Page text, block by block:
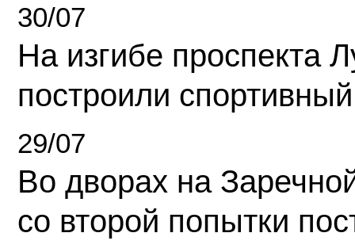
30/07
На изгибе проспекта
построили
29/07
Во дворах на
со второй попытки